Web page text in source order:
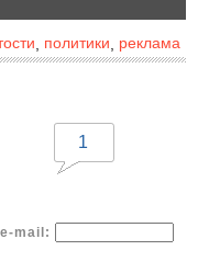
политики реклама
1
mail: